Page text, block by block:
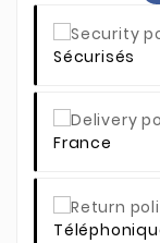
Sécurisés
France